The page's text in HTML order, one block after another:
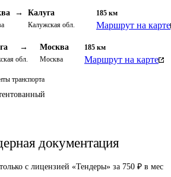
→ Калуга
Калужская обл.
185 км
Маршрут на карте
→
обл.
Москва
Москва
185 км
Маршрут на карте
транспорта
документация
с лицензией «Тендеры» за 750 ₽ в мес